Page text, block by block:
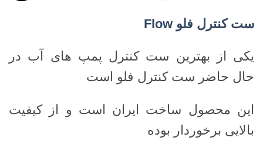
ست کنترل فلو
یکی از بهترین ست کنترل پمپ های آب در
حال حاضر ست کنترل فلو است
این محصول ساخت ایران است و از کیفیت
بالایی برخوردار بوده